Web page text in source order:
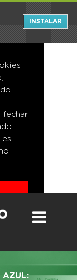
fechar
AZUL:
INSTALAR